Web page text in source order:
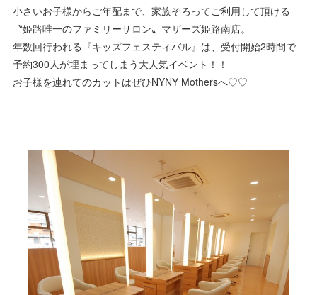
小さいお子様からご年配まで、家族そろってご利用して頂ける
〝姫路唯一のファミリーサロン〟マザーズ姫路南店。
年数回行われる『キッズフェスティバル』は、受付開始2時間で
予約300人が埋まってしまう大人気イベント！！
お子様を連れてのカットはぜひNYNY Mothersへ♡♡